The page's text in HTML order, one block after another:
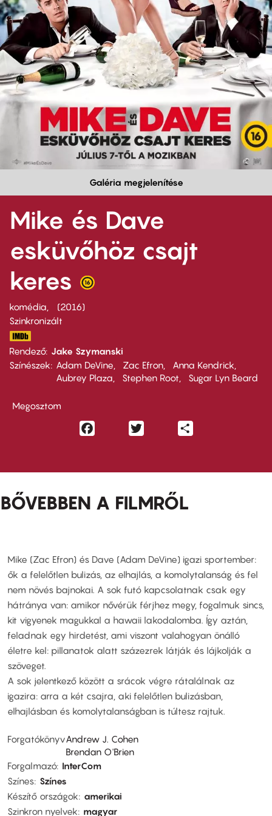
Galéria megjelenítése
Mike és Dave
esküvőhöz csajt
keres
komédia
2016
Szinkronizált
Rendező Jake Szymanski
Színészek
Adam DeVine Zac Efron
Anna Kendrick
Aubrey Plaza
Stephen Root Sugar Lyn Beard
Megosztom
Facebook
BŐVEBBEN A FILMRŐL
Mike (Zac Efron) és Dave (Adam DeVine) igazi sportember:
ők a felelőtlen bulizás, az elhajlás, a komolytalanság és fel
nem növés bajnokai. A sok futó kapcsolatnak csak egy
hátránya van: amikor nővérük férjhez megy, fogalmuk sincs,
kit vigyenek magukkal a hawaii lakodalomba. Így aztán,
feladnak egy hirdetést, ami viszont valahogyan önálló
életre kel: pillanatok alatt százezrek látják és lájkolják a
szöveget.
A sok jelentkező között a srácok végre rátalálnak az
igazira: arra a két csajra, aki felelőtlen bulizásban,
elhajlásban és komolytalanságban is túltesz rajtuk.
ForgatókönyvAndrew J. Cohen
Brendan O'Brien
Forgalmazó InterCom
Színes Színes
Készítő országok
amerikai
Szinkron nyelvek
magyar